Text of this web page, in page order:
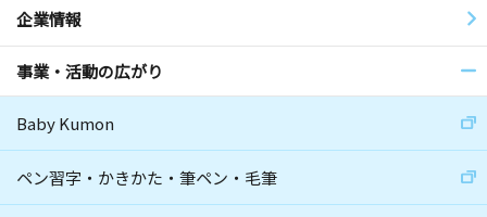
企業情報
事業・活動の広がり
Baby Kumon
ペン習字・かきかた・筆ペン・毛筆